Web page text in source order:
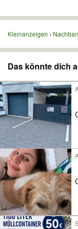
Kleinanzeigen
Das könnte dich